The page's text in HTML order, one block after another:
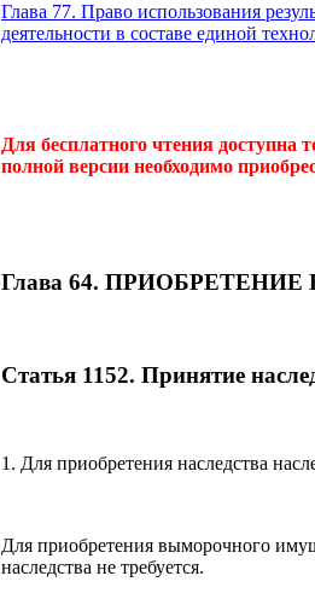
Глава 77. Право использования
деятельности в составе единой
Для бесплатного чтения доступна
полной версии необходимо
Глава 64.
Статья 1152. Принятие
1. Для приобретения наследства
Для приобретения выморочного
наследства не требуется.